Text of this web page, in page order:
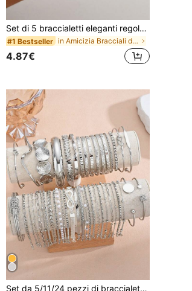
Set di 5 braccialetti eleganti regolabili in oro, adatti per l'uso quotidiano delle donne (quantità di perline casuale, lunghezza fissa), regalo per lei
#1 Bestseller in Amicizia Bracciali da donna
4.87€
Set da 5/11/24 pezzi di braccialetti con nodo a cuore, cristalli strass, perline geometriche, perle finte, catene metalliche a serpente, catene intrecciate, bracciali a fascia aperti, design elegante e vintage minimalista, adatti per vacanze, feste, uso quotidiano, stile bohémien (stili casuali)